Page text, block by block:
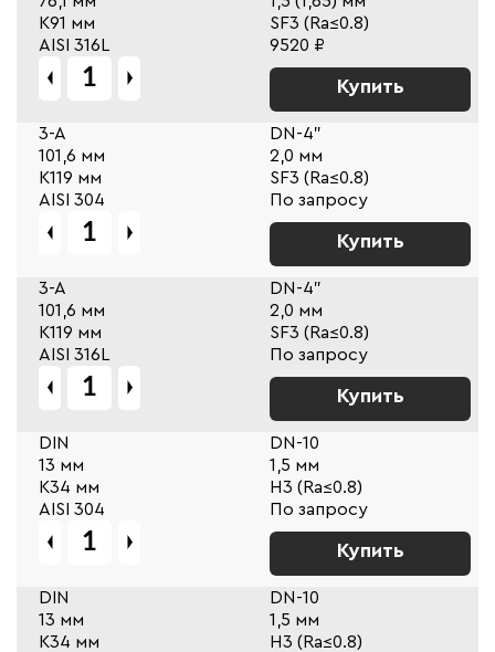
К91 мм
SF3 (Ra≤0.8)
AISI 316L
9520 ₽
Купить
3-A
DN-4"
101,6 мм
2,0 мм
К119 мм
SF3 (Ra≤0.8)
AISI 304
По запросу
Купить
3-A
DN-4"
101,6 мм
2,0 мм
К119 мм
SF3 (Ra≤0.8)
AISI 316L
По запросу
Купить
DIN
DN-10
13 мм
1,5 мм
К34 мм
Н3 (Ra≤0.8)
AISI 304
По запросу
Купить
DIN
DN-10
13 мм
1,5 мм
К34 мм
Н3 (Ra≤0.8)